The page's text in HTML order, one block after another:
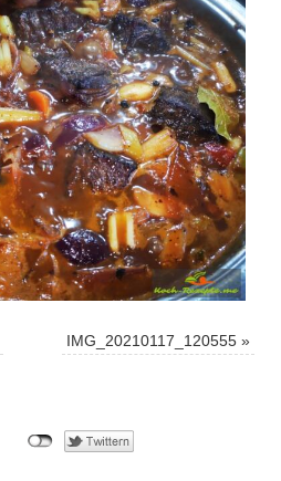
IMG_20210117_120555 »